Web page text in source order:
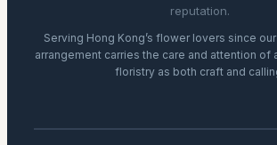
reputation.
Serving Hong Kong’s flower lovers since
arrangement carries the care and attention of
floristry as both craft and